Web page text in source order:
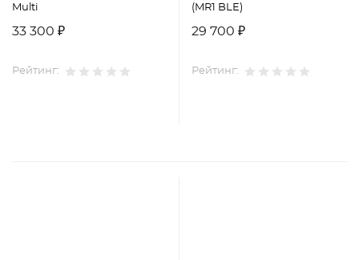
Multi
33 300 ₽
Рейтинг:
(MR1 BLE)
29 700 ₽
Рейтинг: